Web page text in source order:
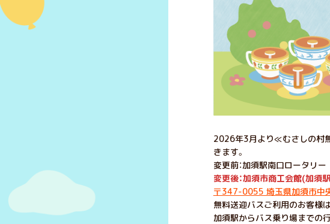
2026年3月より≪むさしの村
きます。
変更前：加須駅南口ロータリー
変更後：加須市商工会館(加須
〒347-0055 埼玉県加須市中
無料送迎バスご利用のお客様
加須駅からバス乗り場までの